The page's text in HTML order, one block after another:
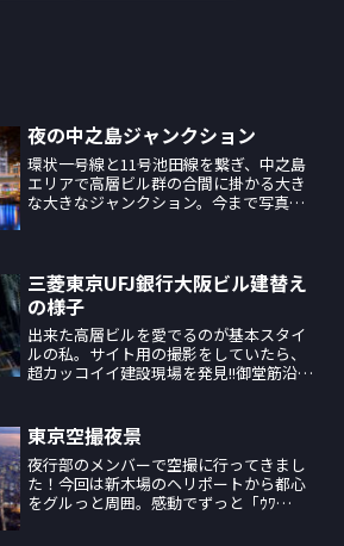
夜の中之島ジャンクション
環状一号線と11号池田線を繋ぎ、中之島
エリアで高層ビル群の合間に掛かる大き
な大きなジャンクション。今まで写真の
ガッツリ対象範囲という...
三菱東京UFJ銀行大阪ビル建替え
の様子
出来た高層ビルを愛でるのが基本スタイ
ルの私。サイト用の撮影をしていたら、
超カッコイイ建設現場を発見!!御堂筋沿い
ビル」本館とその別館です。中身、こん
なに丸見えでええ...
東京空撮夜景
夜行部のメンバーで空撮に行ってきまし
た！今回は新木場のヘリポートから都心
をグルっと周囲。感動でずっと「ｳﾜ